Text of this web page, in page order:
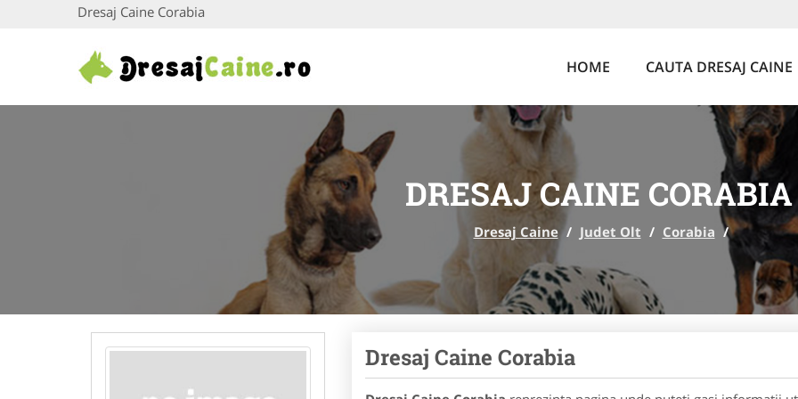
Dresaj Caine Corabia
HOME CAUTA DRESAJ CAINE
DRESAJ CAINE CORABIA
Dresaj Caine / Judet Olt / Corabia /
Dresaj Caine Corabia